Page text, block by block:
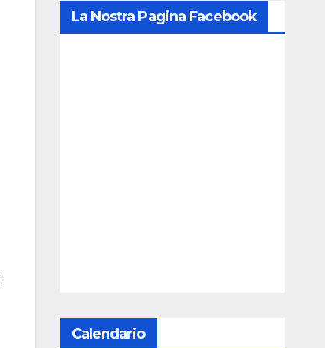
La Nostra Pagina Facebook
Calendario